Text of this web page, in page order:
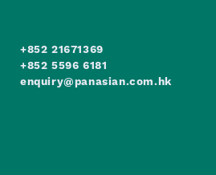
+852 21671369
+852 5596 6181
enquiry@panasian.com.hk